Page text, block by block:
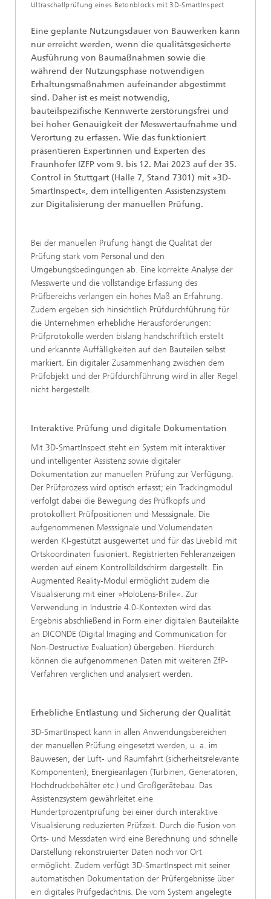
Ultraschallprüfung eines Betonblocks mit 3D-SmartInspect
Eine geplante Nutzungsdauer von Bauwerken kann
nur erreicht werden, wenn die qualitätsgesicherte
Ausführung von Baumaßnahmen sowie die
während der Nutzungsphase notwendigen
Erhaltungsmaßnahmen aufeinander abgestimmt
sind. Daher ist es meist notwendig,
bauteilspezifische Kennwerte zerstörungsfrei und
bei hoher Genauigkeit der Messwertaufnahme und
Verortung zu erfassen. Wie das funktioniert
präsentieren Expertinnen und Experten des
Fraunhofer IZFP vom 9. bis 12. Mai 2023 auf der 35.
Control in Stuttgart (Halle 7, Stand 7301) mit »3D-
SmartInspect«, dem intelligenten Assistenzsystem
zur Digitalisierung der manuellen Prüfung.
Bei der manuellen Prüfung hängt die Qualität der
Prüfung stark vom Personal und den
Umgebungsbedingungen ab. Eine korrekte Analyse der
Messwerte und die vollständige Erfassung des
Prüfbereichs verlangen ein hohes Maß an Erfahrung.
Zudem ergeben sich hinsichtlich Prüfdurchführung für
die Unternehmen erhebliche Herausforderungen:
Prüfprotokolle werden bislang handschriftlich erstellt
und erkannte Auffälligkeiten auf den Bauteilen selbst
markiert. Ein digitaler Zusammenhang zwischen dem
Prüfobjekt und der Prüfdurchführung wird in aller Regel
nicht hergestellt.
Interaktive Prüfung und digitale Dokumentation
Mit 3D-SmartInspect steht ein System mit interaktiver
und intelligenter Assistenz sowie digitaler
Dokumentation zur manuellen Prüfung zur Verfügung.
Der Prüfprozess wird optisch erfasst; ein Trackingmodul
verfolgt dabei die Bewegung des Prüfkopfs und
protokolliert Prüfpositionen und Messsignale. Die
aufgenommenen Messsignale und Volumendaten
werden KI-gestützt ausgewertet und für das Livebild mit
Ortskoordinaten fusioniert. Registrierten Fehleranzeigen
werden auf einem Kontrollbildschirm dargestellt. Ein
Augmented Reality-Modul ermöglicht zudem die
Visualisierung mit einer »HoloLens-Brille«. Zur
Verwendung in Industrie 4.0-Kontexten wird das
Ergebnis abschließend in Form einer digitalen Bauteilakte
an DICONDE (Digital Imaging and Communication for
Non-Destructive Evaluation) übergeben. Hierdurch
können die aufgenommenen Daten mit weiteren ZfP-
Verfahren verglichen und analysiert werden.
Erhebliche Entlastung und Sicherung der Qualität
3D-SmartInspect kann in allen Anwendungsbereichen
der manuellen Prüfung eingesetzt werden, u. a. im
Bauwesen, der Luft- und Raumfahrt (sicherheitsrelevante
Komponenten), Energieanlagen (Turbinen, Generatoren,
Hochdruckbehälter etc.) und Großgerätebau. Das
Assistenzsystem gewährleitet eine
Hundertprozentprüfung bei einer durch interaktive
Visualisierung reduzierten Prüfzeit. Durch die Fusion von
Orts- und Messdaten wird eine Berechnung und schnelle
Darstellung rekonstruierter Daten noch vor Ort
ermöglicht. Zudem verfügt 3D-SmartInspect mit seiner
automatischen Dokumentation der Prüfergebnisse über
ein digitales Prüfgedächtnis. Die vom System angelegte